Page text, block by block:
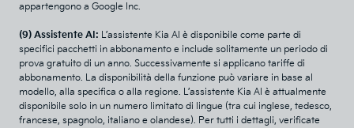
appartengono a Google Inc.
(9) Assistente AI: L’assistente Kia AI è disponibile come parte di
specifici pacchetti in abbonamento e include solitamente un periodo di
prova gratuito di un anno. Successivamente si applicano tariffe di
abbonamento. La disponibilità della funzione può variare in base al
modello, alla specifica o alla regione. L’assistente Kia AI è attualmente
disponibile solo in un numero limitato di lingue (tra cui inglese, tedesco,
francese, spagnolo, italiano e olandese). Per tutti i dettagli, verificate